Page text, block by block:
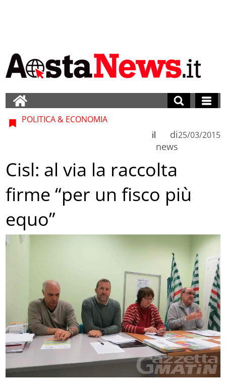
POLITICA & ECONOMIA
di
news
il 25/03/2015
Cisl: al via la raccolta
firme “per un fisco più
equo”